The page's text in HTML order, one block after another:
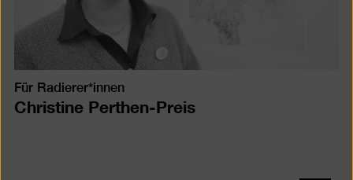
Für Radierer*innen
Christine Perthen-Preis